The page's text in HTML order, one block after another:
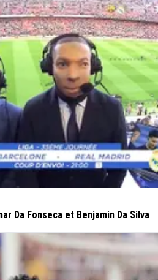
Da Fonseca et Benjamin Da Silva